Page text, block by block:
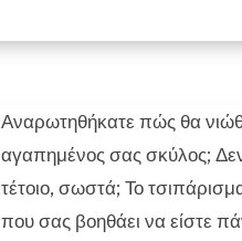
Αναρωτηθήκατε πώς θα
αγαπημένος σας σκύλος; Δεν
τέτοιο, σωστά; Το
που σας βοηθάει να είστε